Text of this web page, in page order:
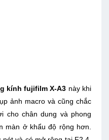
kính fujifilm X-A3 này khi
ảnh macro và cũng chắc
cho chân dung và phong
màn ở khẩu độ rộng hơn.